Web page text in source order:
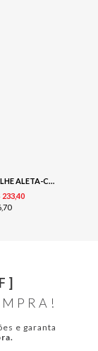
SHORT DETALHE ALETA-CREME
23340
70
e garanta